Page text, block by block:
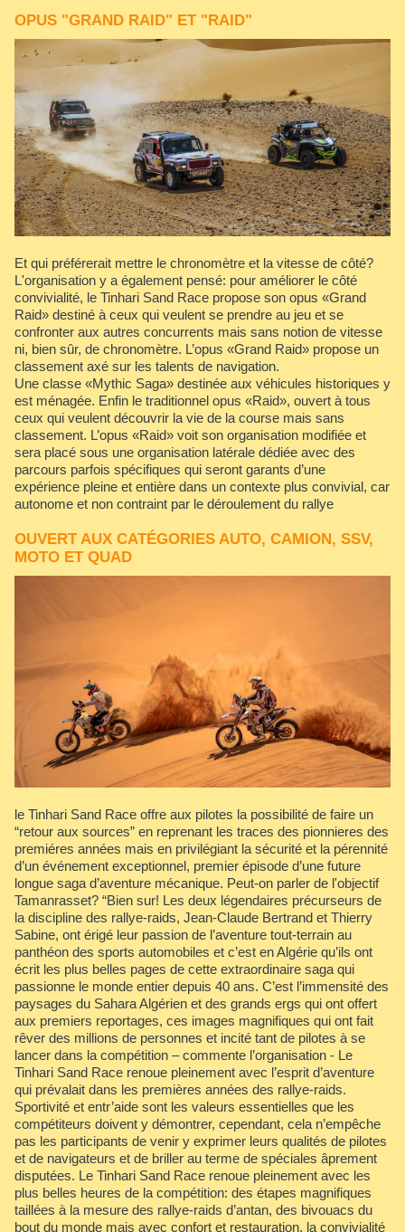
OPUS "GRAND RAID" ET "RAID"
Et qui préférerait mettre le chronomètre et la vitesse de côté?
L'organisation y a également pensé: pour améliorer le côté
convivialité, le Tinhari Sand Race propose son opus «Grand
Raid» destiné à ceux qui veulent se prendre au jeu et se
confronter aux autres concurrents mais sans notion de vitesse
ni, bien sûr, de chronomètre. L’opus «Grand Raid» propose un
classement axé sur les talents de navigation.
Une classe «Mythic Saga» destinée aux véhicules historiques y
est ménagée. Enfin le traditionnel opus «Raid», ouvert à tous
ceux qui veulent découvrir la vie de la course mais sans
classement. L’opus «Raid» voit son organisation modifiée et
sera placé sous une organisation latérale dédiée avec des
parcours parfois spécifiques qui seront garants d’une
expérience pleine et entière dans un contexte plus convivial, car
autonome et non contraint par le déroulement du rallye
OUVERT AUX CATÉGORIES AUTO, CAMION, SSV,
MOTO ET QUAD
le Tinhari Sand Race offre aux pilotes la possibilité de faire un
“retour aux sources” en reprenant les traces des pionnieres des
premiéres années mais en privilégiant la sécurité et la pérennité
d’un événement exceptionnel, premier épisode d’une future
longue saga d’aventure mécanique. Peut-on parler de l'objectif
Tamanrasset? “Bien sur! Les deux légendaires précurseurs de
la discipline des rallye-raids, Jean-Claude Bertrand et Thierry
Sabine, ont érigé leur passion de l’aventure tout-terrain au
panthéon des sports automobiles et c’est en Algérie qu’ils ont
écrit les plus belles pages de cette extraordinaire saga qui
passionne le monde entier depuis 40 ans. C’est l’immensité des
paysages du Sahara Algérien et des grands ergs qui ont offert
aux premiers reportages, ces images magnifiques qui ont fait
rêver des millions de personnes et incité tant de pilotes à se
lancer dans la compétition – commente l’organisation - Le
Tinhari Sand Race renoue pleinement avec l’esprit d’aventure
qui prévalait dans les premières années des rallye-raids.
Sportivité et entr’aide sont les valeurs essentielles que les
compétiteurs doivent y démontrer, cependant, cela n’empêche
pas les participants de venir y exprimer leurs qualités de pilotes
et de navigateurs et de briller au terme de spéciales âprement
disputées. Le Tinhari Sand Race renoue pleinement avec les
plus belles heures de la compétition: des étapes magnifiques
taillées à la mesure des rallye-raids d’antan, des bivouacs du
bout du monde mais avec confort et restauration, la convivialité